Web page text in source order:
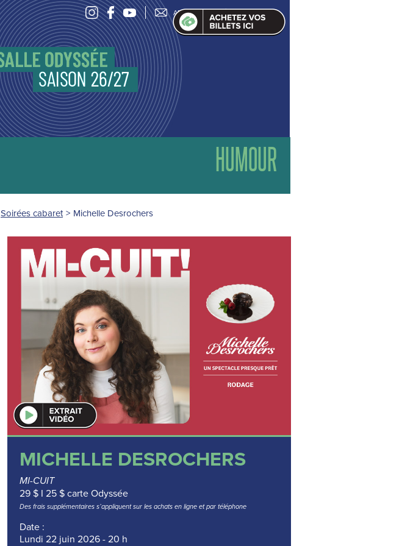
ABONNEZ-VOUS À L'INFOLETTRE
HUMOUR
Soirées cabaret > Michelle Desrochers
MICHELLE DESROCHERS
MI-CUIT
29 $ I 25 $ carte Odyssée
Des frais supplémentaires s’appliquent sur les achats en ligne et par téléphone
Date :
Lundi 22 juin 2026 - 20 h